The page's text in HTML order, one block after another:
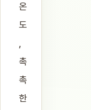
온
도
촉
촉
한